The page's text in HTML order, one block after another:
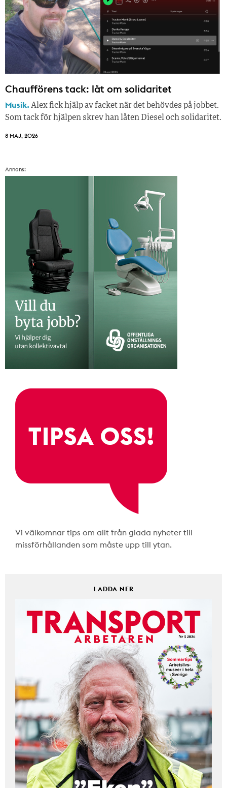
Chaufförens tack: låt om solidaritet
Musik.Alex fick hjälp av facket när det behövdes på jobbet.
Som tack för hjälpen skrev han låten Diesel och solidaritet.
8 MAJ, 2026
Annons:
Vi välkomnar tips om allt från glada nyheter till
missförhållanden som måste upp till ytan.
LADDA NER